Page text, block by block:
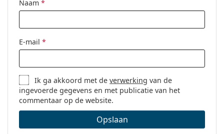
Naam *
E-mail *
Ik ga akkoord met deverwerking van de
ingevoerde gegevens en met publicatie van het
commentaar op de website.
Opslaan